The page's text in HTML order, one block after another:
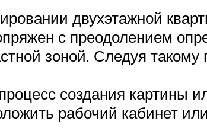
двухэтажной
с преодолением
зоной. Следуя такому
создания картины
рабочий кабинет